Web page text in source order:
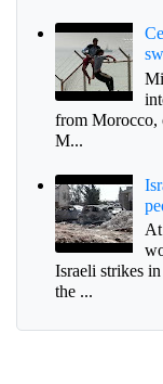
from Morocco,
M...
Israeli strikes
the ...